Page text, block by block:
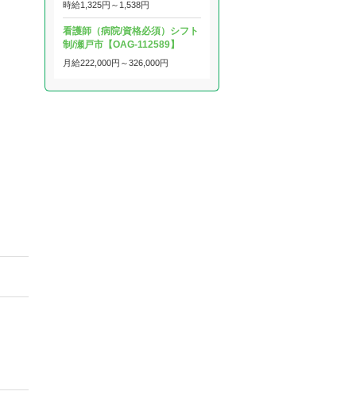
時給1,325円～ 1,538円
看護師（病院/資格必須）シフト
制/瀬戸市【OAG-112589】
月給222,000円～326,000円